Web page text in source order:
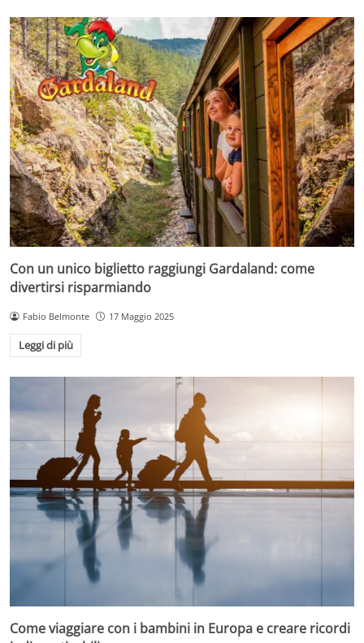
Con un unico biglietto raggiungi Gardaland: come
divertirsi risparmiando
Fabio Belmonte 17 Maggio 2025
Leggi di più
Come viaggiare con i bambini in Europa e creare ricordi